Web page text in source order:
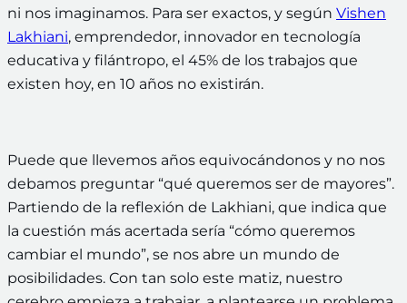
ni nos imaginamos. Para ser exactos, y según Vishen
Lakhiani, emprendedor, innovador en tecnología
educativa y filántropo, el 45% de los trabajos que
existen hoy, en 10 años no existirán.
Puede que llevemos años equivocándonos y no nos
debamos preguntar “qué queremos ser de mayores”.
Partiendo de la reflexión de Lakhiani, que indica que
la cuestión más acertada sería “cómo queremos
cambiar el mundo”, se nos abre un mundo de
posibilidades. Con tan solo este matiz, nuestro